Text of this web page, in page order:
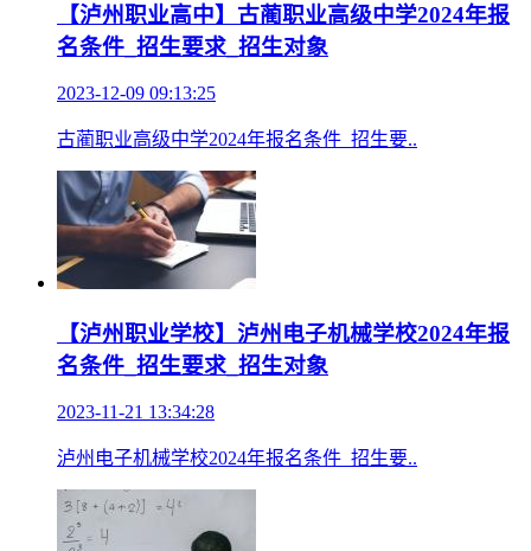
【泸州职业高中】古蔺职业高级中学2024年报
名条件_招生要求_招生对象
2023-12-09 09:13:25
古蔺职业高级中学2024年报名条件_招生要..
【泸州职业学校】泸州电子机械学校2024年报
名条件_招生要求_招生对象
2023-11-21 13:34:28
泸州电子机械学校2024年报名条件_招生要..